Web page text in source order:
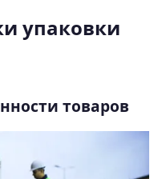
упаковки
товаров